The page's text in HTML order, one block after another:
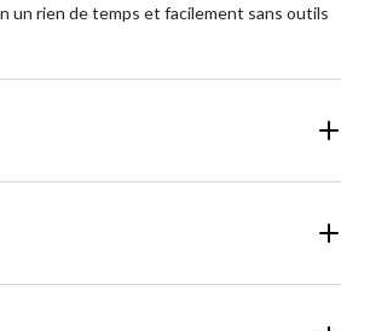
un rien de temps et facilement sans outils